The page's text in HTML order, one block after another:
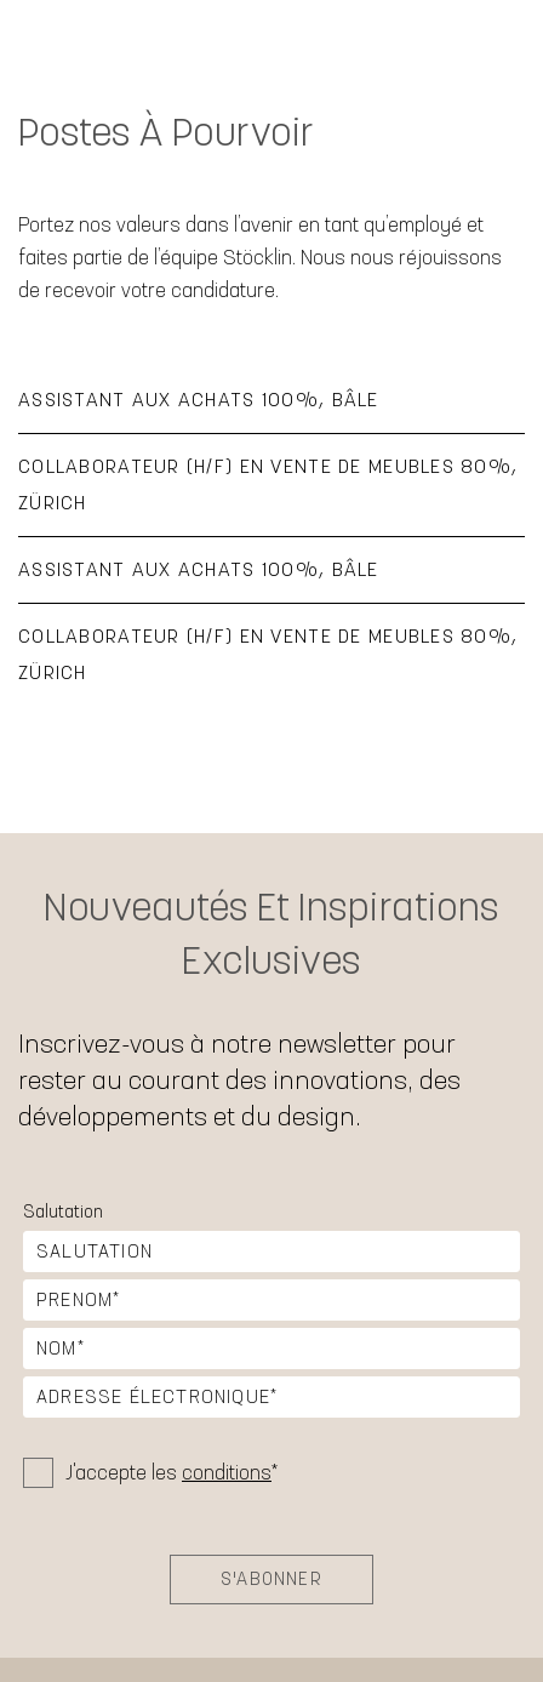
Postes À Pourvoir
Portez nos valeurs dans l’avenir en tant qu’employé et
faites partie de l’équipe Stöcklin. Nous nous réjouissons
de recevoir votre candidature.
ASSISTANT AUX ACHATS 100%, BÂLE
COLLABORATEUR (H/F) EN VENTE DE MEUBLES 80%,
ZÜRICH
ASSISTANT AUX ACHATS 100%, BÂLE
COLLABORATEUR (H/F) EN VENTE DE MEUBLES 80%,
ZÜRICH
Nouveautés Et Inspirations
Exclusives
Inscrivez-vous à notre newsletter pour
rester au courant des innovations, des
développements et du design.
Salutation
J'accepte les conditions*